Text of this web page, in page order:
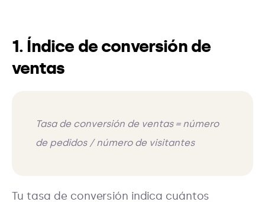
1. Índice de conversión de
ventas
Tasa de conversión de ventas = número
de pedidos / número de visitantes
Tu tasa de conversión indica cuántos